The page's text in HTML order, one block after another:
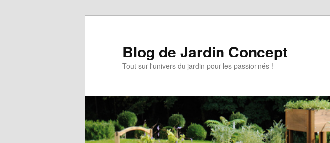
Blog de Jardin Concept
Tout sur l'univers du jardin pour les passionnés !